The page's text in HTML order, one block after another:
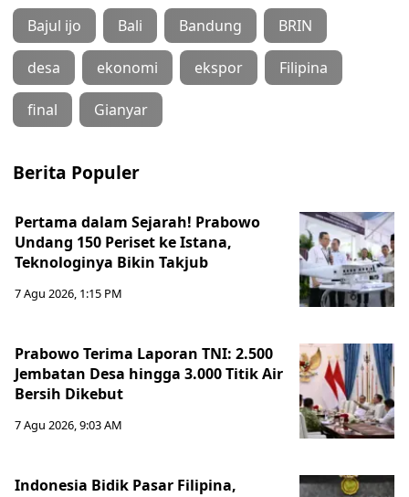
Bajul ijo Bali Bandung BRIN
desa ekonomi ekspor Filipina
final Gianyar
Berita Populer
Pertama dalam Sejarah! Prabowo
Undang 150 Periset ke Istana,
Teknologinya Bikin Takjub
7 Agu 2026, 1:15 PM
Prabowo Terima Laporan TNI: 2.500
Jembatan Desa hingga 3.000 Titik Air
Bersih Dikebut
7 Agu 2026, 9:03 AM
Indonesia Bidik Pasar Filipina,